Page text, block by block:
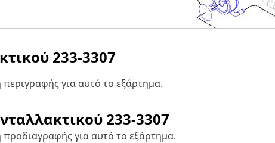
233-3307
για αυτό το εξάρτημα.
233-3307
για αυτό το εξάρτημα.